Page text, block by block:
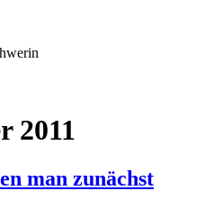
2011
man zunächst